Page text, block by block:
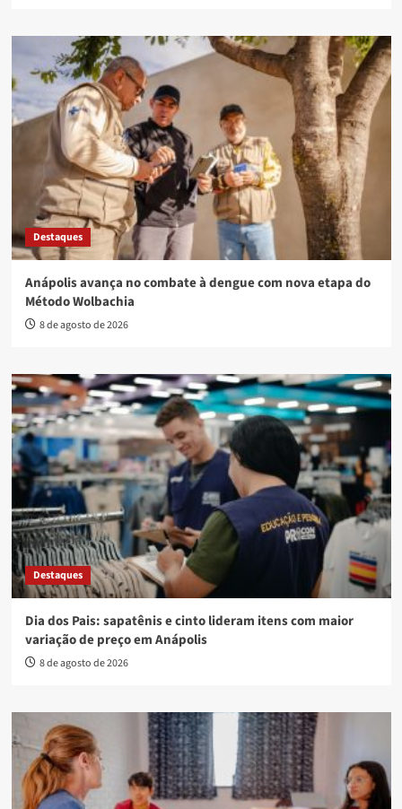
Destaques
Anápolis avança no combate à dengue com nova etapa do
Método Wolbachia
8 de agosto de 2026
Destaques
Dia dos Pais: sapatênis e cinto lideram itens com maior
variação de preço em Anápolis
8 de agosto de 2026